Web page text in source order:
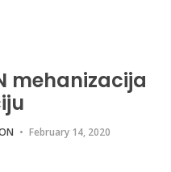
mehanizacija
February 14, 2020